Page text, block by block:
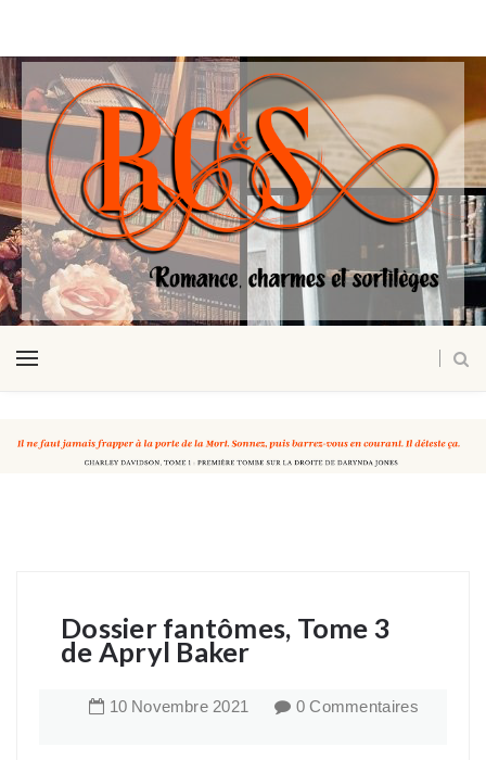
Dossier fantômes, Tome 3
de Apryl Baker
10 Novembre 2021 0 Commentaires